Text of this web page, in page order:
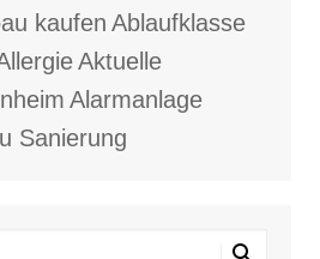
kaufen Ablaufklasse
Aktuelle
Alarmanlage
Sanierung